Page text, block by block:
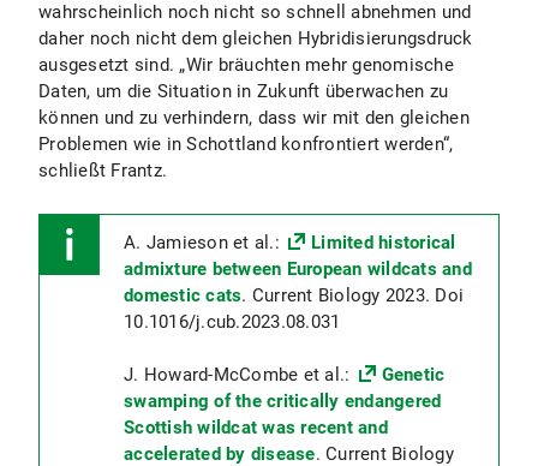
wahrscheinlich noch nicht so schnell abnehmen und
daher noch nicht dem gleichen Hybridisierungsdruck
ausgesetzt sind. „Wir bräuchten mehr genomische
Daten, um die Situation in Zukunft überwachen zu
können und zu verhindern, dass wir mit den gleichen
Problemen wie in Schottland konfrontiert werden“,
schließt Frantz.
A. Jamieson et al.:
Limited historical
admixture between European wildcats and
domestic cats. Current Biology 2023. Doi
10.1016/j.cub.2023.08.031
J. Howard-McCombe et al.:
Genetic
swamping of the critically endangered
Scottish wildcat was recent and
accelerated by disease. Current Biology